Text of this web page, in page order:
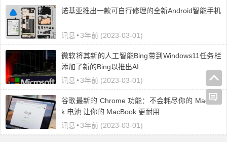
诺基亚推出一款可自行修理的全新Android智能手机
讯息 •3年前 (2023-03-01)
微软将其新的人工智能Bing带到Windows11任务栏
添加了新的Bing以推出AI
讯息 •3年前 (2023-03-01)
谷歌最新的 Chrome 功能：不会耗尽你的 MacBoo
k 电池 让你的 MacBook 更耐用
讯息 •3年前 (2023-03-01)